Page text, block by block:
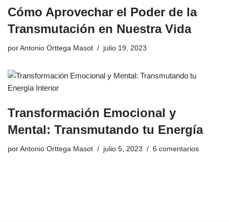
Cómo Aprovechar el Poder de la
Transmutación en Nuestra Vida
por Antonio Orttega Masot julio 19, 2023
Transformación Emocional y
Mental: Transmutando tu Energía
por Antonio Orttega Masot julio 5, 2023 6 comentarios